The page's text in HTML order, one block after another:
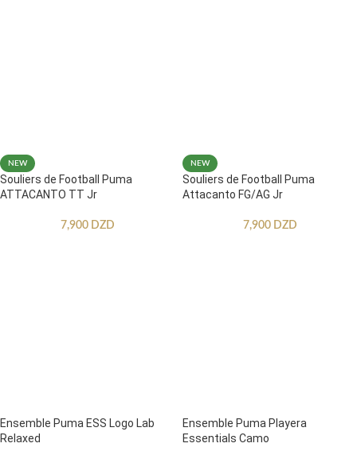
NEW
Souliers de Football Puma
ATTACANTO TT Jr
7,900 DZD
NEW
Souliers de Football Puma
Attacanto FG/AG Jr
7,900 DZD
Ensemble Puma ESS Logo Lab
Relaxed
Ensemble Puma Playera
Essentials Camo